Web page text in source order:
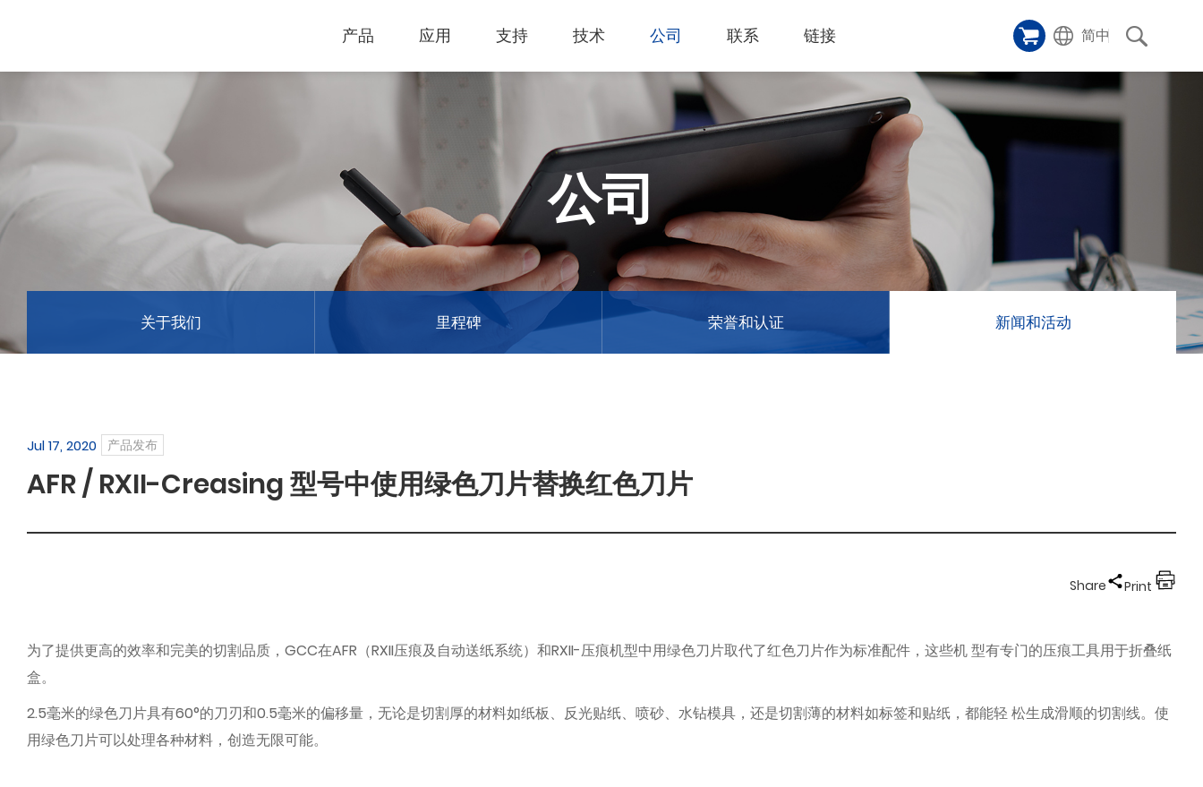
产品
激光雕刻机 激光切割机
激光打标机
应用
热门应用
薄膜切割
玻璃
礼赠品
首饰
印章
陈列展示
服饰和纺织
样品橱窗
应用影片
支持 技术
产品影片
公司
关于我们
经营理念
创新技术
客户服务
里程碑
荣誉和认证 新闻和活动
最新消息
参展消息
联系
客户服务
成为代理商
其他问题
GCC 联系信息
链接
Financing Service
GCC Web Shop
代理商入口
简中
公司
关于我们 里程碑 荣誉和认证 新闻和活动
Jul 17, 2020 产品发布
AFR / RXII-Creasing 型号中使用绿色刀片替换红色刀片
Share Print
为了提供更高的效率和完美的切割品质，GCC在AFR（RXII压痕及自动送纸系统）和RXII-压痕机型中用绿色刀片取代了红色刀片作为标准配件，这些机 型有专门的压痕工具用于折叠纸
盒。
2.5毫米的绿色刀片具有60°的刀刃和0.5毫米的偏移量，无论是切割厚的材料如纸板、反光贴纸、喷砂、水钻模具，还是切割薄的材料如标签和贴纸，都能轻 松生成滑顺的切割线。使
用绿色刀片可以处理各种材料，创造无限可能。